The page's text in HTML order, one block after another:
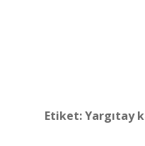
Etiket:Yargıtay